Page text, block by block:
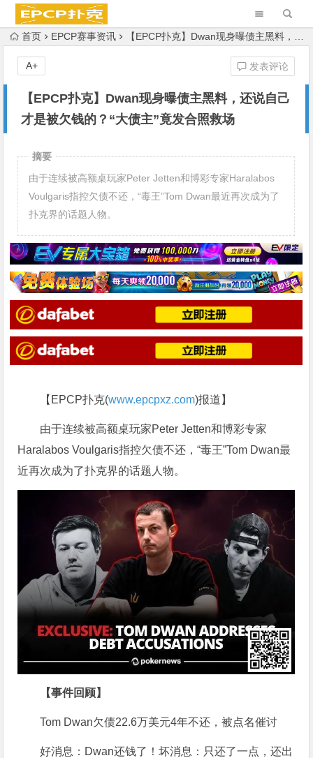
首页 EPCP赛事资讯 【EPCP扑克】Dwan现身曝债主黑料，还说自己才是被欠钱的？“大债主”竟发合照救场
【EPCP扑克】Dwan现身曝债主黑料，还说自己
才是被欠钱的？“大债主”竟发合照救场
发表评论
A+
摘要
由于连续被高额桌玩家Peter Jetten和博彩专家Haralabos
Voulgaris指控欠债不还，“毒王”Tom Dwan最近再次成为了
扑克界的话题人物。
【EPCP扑克(www.epcpxz.com)报道】
由于连续被高额桌玩家Peter Jetten和博彩专家
Haralabos Voulgaris指控欠债不还，“毒王”Tom Dwan最
近再次成为了扑克界的话题人物。
【事件回顾】
Tom Dwan欠债22.6万美元4年不还，被点名催讨
好消息：Dwan还钱了！坏消息：只还了一点，还出